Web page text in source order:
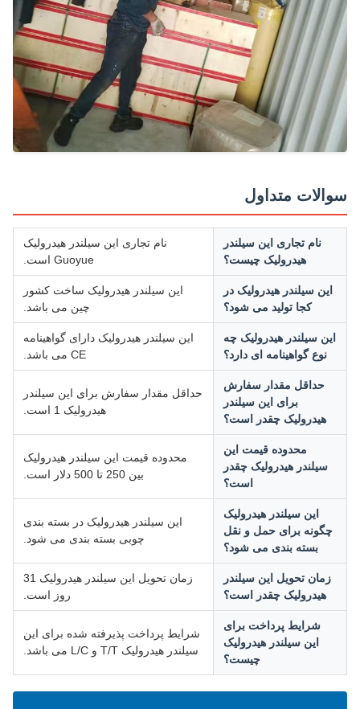
متداول
نام تجاری این سیلندر
هیدرولیک چیست؟
نام تجاری این سیلندر هیدرولیک
Guoyue است.
این سیلندر هیدرولیک در
کجا تولید می شود؟
این سیلندر هیدرولیک ساخت کشور
چین می باشد.
سیلندر هیدرولیک چه
نوع گواهینامه ای دارد؟
این سیلندر هیدرولیک دارای گواهینامه
حداقل مقدار سفارش
برای این سیلندر
هیدرولیک چقدر است؟
حداقل مقدار سفارش برای این سیلندر
هیدرولیک 1 است.
محدوده قیمت این
سیلندر هیدرولیک چقدر
است؟
محدوده قیمت این سیلندر هیدرولیک
این سیلندر هیدرولیک
چگونه برای حمل و نقل
بسته بندی می شود؟
این سیلندر هیدرولیک در بسته بندی
چوبی بسته بندی می شود.
زمان تحویل این سیلندر
هیدرولیک چقدر است؟
زمان تحویل این سیلندر هیدرولیک 31
روز است.
شرایط پرداخت برای
این سیلندر هیدرولیک
چیست؟
شرایط پرداخت پذیرفته شده برای این
سیلندر هیدرولیک T/T و L/C می باشد.